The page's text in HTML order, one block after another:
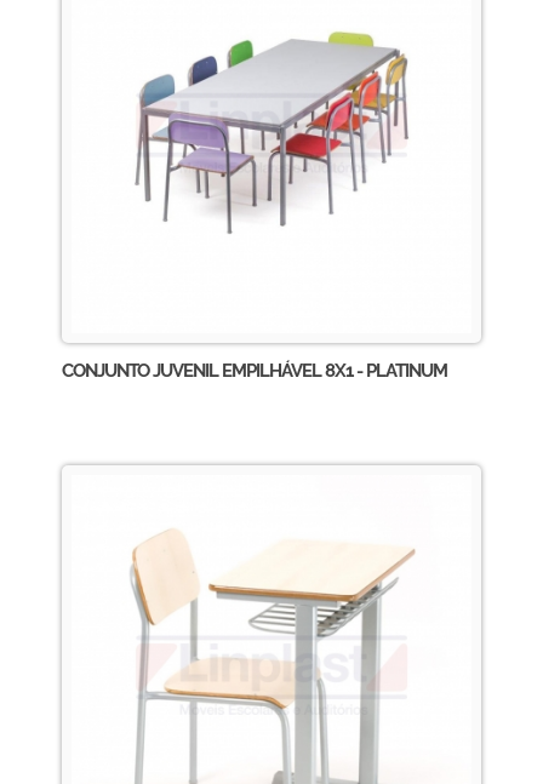
CONJUNTO JUVENIL EMPILHÁVEL 8X1 - PLATINUM